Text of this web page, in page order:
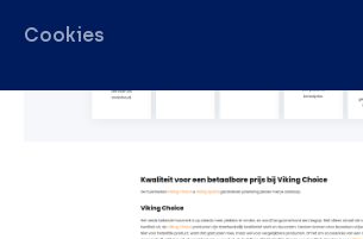
Cookies